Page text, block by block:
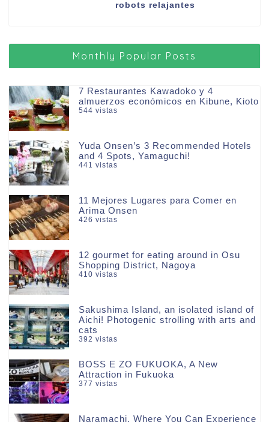
robots relajantes
Monthly Popular Posts
7 Restaurantes Kawadoko y 4
almuerzos económicos en Kibune, Kioto
544 vistas
Yuda Onsen’s 3 Recommended Hotels
and 4 Spots, Yamaguchi!
441 vistas
11 Mejores Lugares para Comer en
Arima Onsen
426 vistas
12 gourmet for eating around in Osu
Shopping District, Nagoya
410 vistas
Sakushima Island, an isolated island of
Aichi! Photogenic strolling with arts and
cats
392 vistas
BOSS E ZO FUKUOKA, A New
Attraction in Fukuoka
377 vistas
Naramachi, Where You Can Experience